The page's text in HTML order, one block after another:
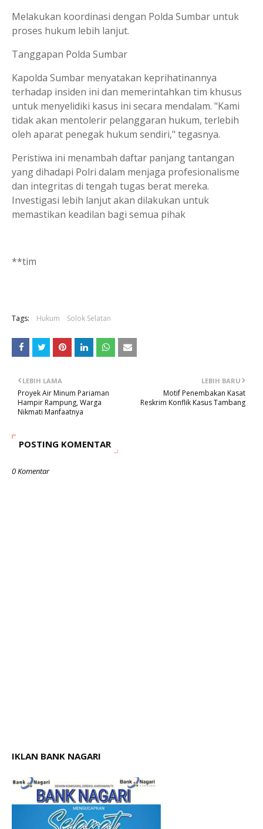
Melakukan koordinasi dengan Polda Sumbar untuk
proses hukum lebih lanjut.
Tanggapan Polda Sumbar
Kapolda Sumbar menyatakan keprihatinannya
terhadap insiden ini dan memerintahkan tim khusus
untuk menyelidiki kasus ini secara mendalam. "Kami
tidak akan mentolerir pelanggaran hukum, terlebih
oleh aparat penegak hukum sendiri," tegasnya.
Peristiwa ini menambah daftar panjang tantangan
yang dihadapi Polri dalam menjaga profesionalisme
dan integritas di tengah tugas berat mereka.
Investigasi lebih lanjut akan dilakukan untuk
memastikan keadilan bagi semua pihak
**tim
Tags: Hukum Solok Selatan
LEBIH BARU
Motif Penembakan Kasat
Reskrim Konflik Kasus Tambang
LEBIH LAMA
Proyek Air Minum Pariaman
Hampir Rampung, Warga
Nikmati Manfaatnya
POSTING KOMENTAR
0 Komentar
IKLAN BANK NAGARI